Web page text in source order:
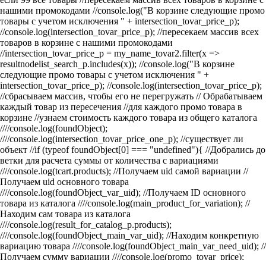
нашими промокодами //console.log("В корзине следующие промо
товары с учетом исключения " + intersection_tovar_price_p);
//console.log(intersection_tovar_price_p); //пересекаем массив всех
товаров в корзине с нашими промокодами
//intersection_tovar_price_p = my_name_tovar2.filter(x =>
resultnodelist_search_p.includes(x)); //console.log("В корзине
следующие промо товары с учетом исключения " +
intersection_tovar_price_p); //console.log(intersection_tovar_price_p);
//сбрасываем массив, чтобы его не перегружать // Обрабатываем
каждый товар из пересечения //для каждого промо товара в
корзине //узнаем стоимость каждого товара из общего каталога
////console.log(foundObject);
////console.log(intersection_tovar_price_one_p); //существует ли
объект //if (typeof foundObject[0] === "undefined"){ //Добрались до
ветки для расчета суммы от количества с вариациями
////console.log(tcart.products); //Получаем uid самой вариации //
Получаем uid основного товара
////console.log(foundObject_var_uid); //Получаем ID основного
товара из каталога ////console.log(main_product_for_variation); //
Находим сам товара из каталога
////console.log(result_for_catalog_p.products);
////console.log(foundObject_main_var_uid); //Находим конкретную
вариацию товара ////console.log(foundObject_main_var_need_uid); //
Получаем сумму вариации ////console.log(promo_tovar_price);